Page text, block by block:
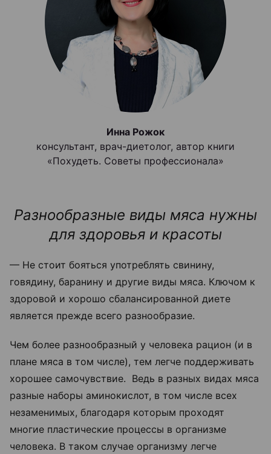
Инна Рожок
консультант, врач-диетолог, автор книги
«Похудеть. Советы профессионала»
Разнообразные виды мяса нужны
для здоровья и красоты
— Не стоит бояться употреблять свинину,
говядину, баранину и другие виды мяса. Ключом к
здоровой и хорошо сбалансированной диете
является прежде всего разнообразие.
Чем более разнообразный у человека рацион (и в
плане мяса в том числе), тем легче поддерживать
хорошее самочувствие. Ведь в разных видах мяса
разные наборы аминокислот, в том числе всех
незаменимых, благодаря которым проходят
многие пластические процессы в организме
человека. В таком случае организму легче